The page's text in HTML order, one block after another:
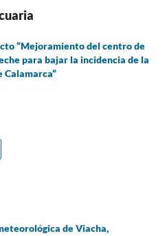
“Mejoramiento del centro de
para bajar la incidencia de la
Calamarca”
de Viacha,